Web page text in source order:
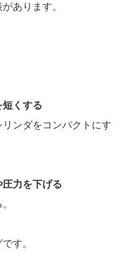
あります。
短くする
ンダをコンパクトにす
圧力を下げる
す。